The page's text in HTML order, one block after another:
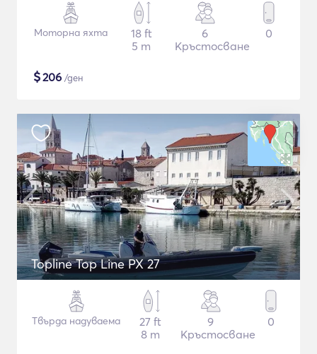
Моторна яхта
18 ft
5 m
6
Кръстосване
0
$206 /ден
Topline Top Line PX 27
Твърда надуваема
27 ft
8 m
9
Кръстосване
0